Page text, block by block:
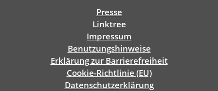
Presse
Linktree
Impressum
Benutzungshinweise
Erklärung zur Barrierefreiheit
Cookie-Richtlinie (EU)
Datenschutz­erklärung